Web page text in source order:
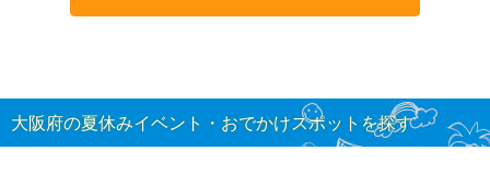
大阪府の夏休みイベント・おでかけスポットを探す